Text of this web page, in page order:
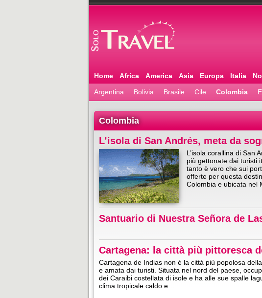
Home Africa America Asia Europa Italia
Argentina Bolivia Brasile Cile Colombia
Colombia
L’isola di San Andrés, meta da
L’isola corallina di San
più gettonate dai turisti
tanto è vero che sui
offerte per questa
Colombia e ubicata nel
Santuario di Nuestra Señora de
Cartagena: la città più pittoresca
Cartagena de Indias non è la città più popolosa
e amata dai turisti. Situata nel nord del paese,
dei Caraibi costellata di isole e ha alle sue spalle
clima tropicale caldo e…